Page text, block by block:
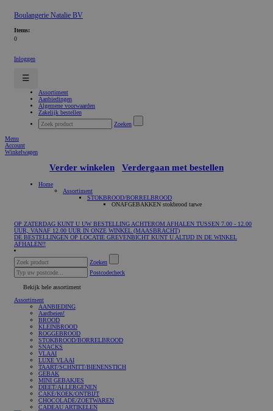
Boulangerie Natalie BV
Items:
0
Inloggen
☰
Assortiment
Aanbiedingen
Algemene voorwaarden
Zakelijk bestellen
Zoeken
Menu
Account
Winkelwagen
Verder winkelen Verdergaan met bestellen
Home
Assortiment
STOKBROOD/BORRELBROOD
ONAFGEBAKKEN stokbrood tarwe
OP ZATERDAG KUNT U UW BESTELLING ACHTEROM AFHALEN TUSSEN 7.00 - 12.00
UUR, VANAF 12.00 UUR IN ONZE WINKEL (MAASBRACHT)
DE BESTELLINGEN OP LOCATIE GREVENBICHT KUNT U ALTIJD IN DE WINKEL
AFHALEN!!
Zoeken
Postcodecheck
Bekijk hele assortiment
Assortiment
AANBIEDING
Aardbeien!
BROOD
KLEINBROOD
ROGGEBROOD
STOKBROOD/BORRELBROOD
SNACKS
VLAAI
LUXE VLAAI
TAART/SCHNITT/BIENENSTICH
GEBAK
MINI GEBAKJES
DIEET/ALLERGENEN
CAKE/KOEK/ONTBIJT
CHOCOLADE/ZOETWAREN
CADEAU ARTIKELEN